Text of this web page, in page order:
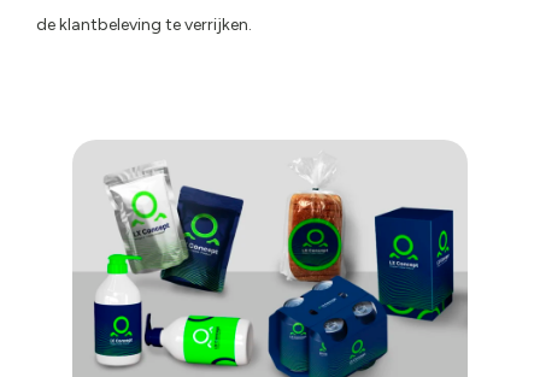
de klantbeleving te verrijken.